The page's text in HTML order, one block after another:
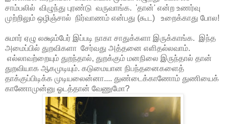
சாம்பலில் விழுந்து புரண்டு வருவாங்க. 'தான்' என்ற உணர்வு
முற்றிலும் ஒழிஞ்சால் நிர்வாணம் என்பது (கூட) உறைக்காது போல!
சுமார் ஏழு லக்ஷம்பேர் இப்படி நாகா சாதுக்களா இருக்காங்க. இந்த
அமைப்பில் துறவிகளா சேர்வது அத்தனை எளிதல்லவாம்.
எல்லாவற்றையும் துறந்தால், துறக்கும் மனநிலை இருந்தால் தான்
துறவியாக ஆகமுடியும். கடுமையான நிபந்தனைகளைத்
தாக்குப்பிடிக்க முடியலைன்னா.... துண்டைக்காணோம் துணியைக்
காணோமுன்னு ஓடத்தான் வேணுமோ?